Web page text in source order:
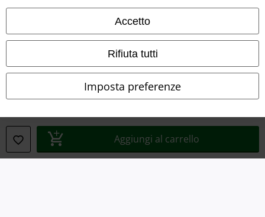
Accetto
Rifiuta tutti
Imposta preferenze
Aggiungi al carrello
Termini & Condizioni
Redazione
Legge sulla Privacy
Smaltimento rifiuti e protezione dell’ambiente
Dichiarazione di Conformità
Informazioni sull'accessibilità